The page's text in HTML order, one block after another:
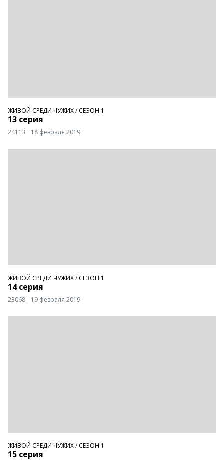
ЖИВОЙ СРЕДИ ЧУЖИХ/ СЕЗОН 1
13 серия
24113 18 февраля 2019
ЖИВОЙ СРЕДИ ЧУЖИХ/ СЕЗОН 1
14 серия
23068 19 февраля 2019
ЖИВОЙ СРЕДИ ЧУЖИХ/ СЕЗОН 1
15 серия